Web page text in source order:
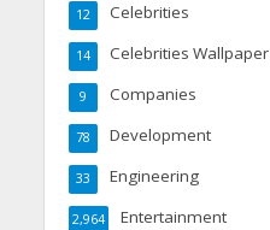
Celebrities
12
Celebrities Wallpaper
14
Companies
9
Development
78
Engineering
33
Entertainment
2,964